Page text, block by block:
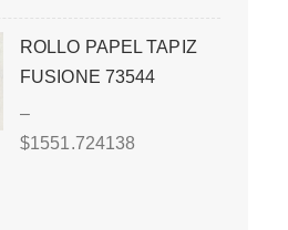
ROLLO PAPEL TAPIZ
FUSIONE 73544
–
$1551.724138